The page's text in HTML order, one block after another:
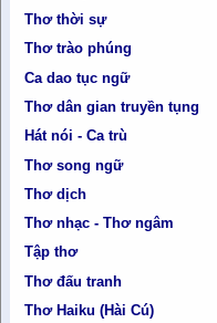
Thơ thời sự
Thơ trào phúng
Ca dao tục ngữ
Thơ dân gian truyền tụng
Hát nói - Ca trù
Thơ song ngữ
Thơ dịch
Thơ nhạc - Thơ ngâm
Tập thơ
Thơ đấu tranh
Thơ Haiku (Hài Cú)